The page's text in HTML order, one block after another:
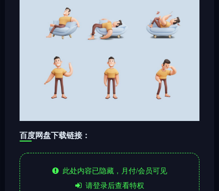
百度网盘下载链接：
此处内容已隐藏，月付/会员可见
请登录后查看特权